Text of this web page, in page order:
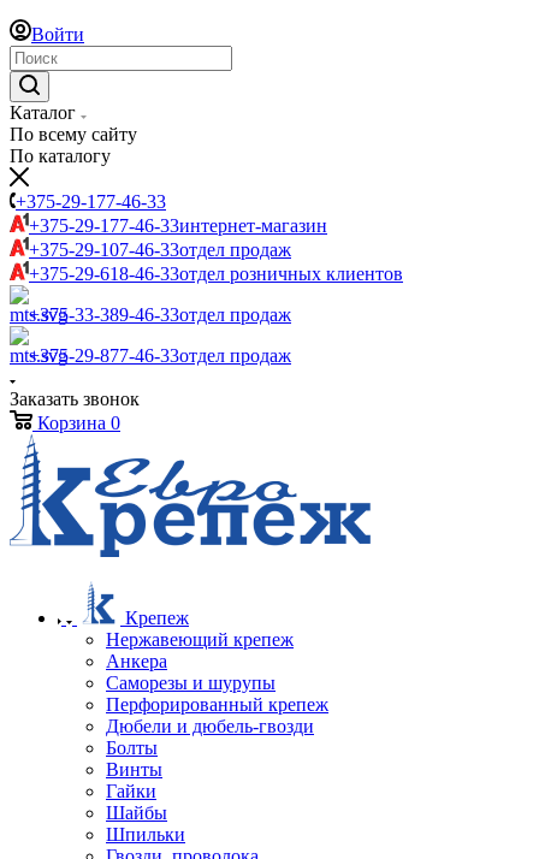
Войти
Каталог
По всему сайту
По каталогу
+375-29-177-46-33
+375-29-177-46-33интернет-магазин
+375-29-107-46-33отдел продаж
+375-29-618-46-33отдел розничных клиентов
+375-33-389-46-33отдел продаж
+375-29-877-46-33отдел продаж
Заказать звонок
Корзина 0
Крепеж
Нержавеющий крепеж
Анкера
Саморезы и шурупы
Перфорированный крепеж
Дюбели и дюбель-гвозди
Болты
Винты
Гайки
Шайбы
Шпильки